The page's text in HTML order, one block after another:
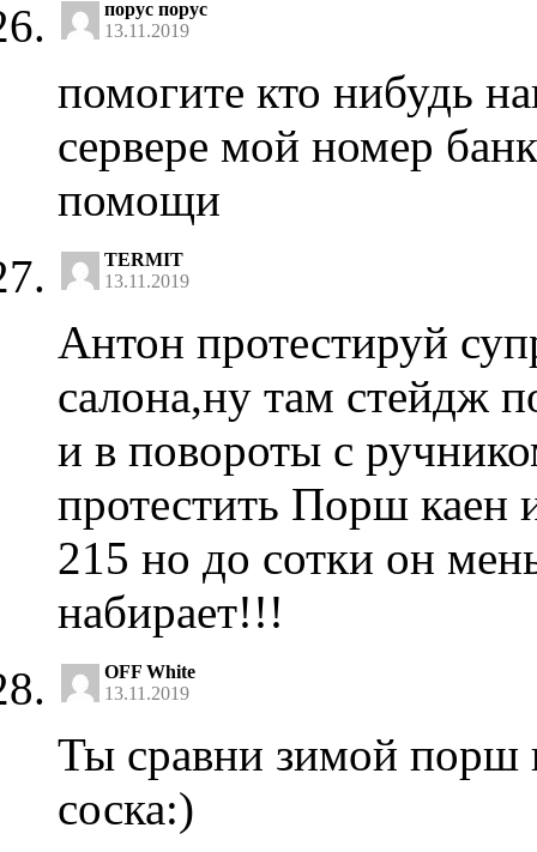
порус порус
13.11.2019
помогите кто нибудь
сервере мой номер
помощи
TERMIT
13.11.2019
Антон протестируй
салона,ну там стейдж
и в повороты с
протестить Порш каен
215 но до сотки он
набирает!!!
OFF White
13.11.2019
Ты сравни зимой порш
соска:)